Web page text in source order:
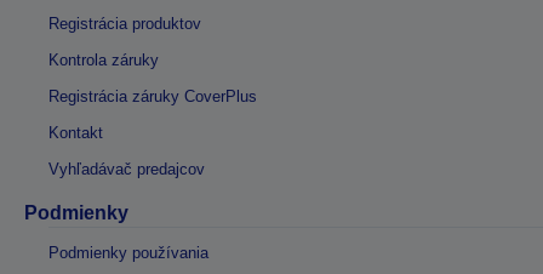
Registrácia produktov
Kontrola záruky
Registrácia záruky CoverPlus
Kontakt
Vyhľadávač predajcov
Podmienky
Podmienky používania